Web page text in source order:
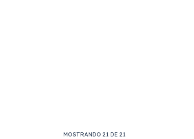
MOSTRANDO 21DE 21